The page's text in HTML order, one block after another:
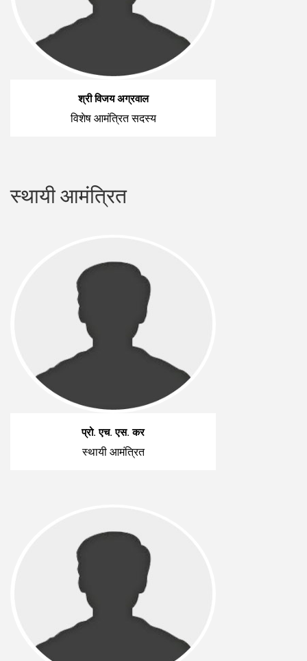
श्री विजय अग्रवाल
विशेष आमंत्रित सदस्य
स्थायी आमंत्रित
प्रो. एच. एस. कर
स्थायी आमंत्रित